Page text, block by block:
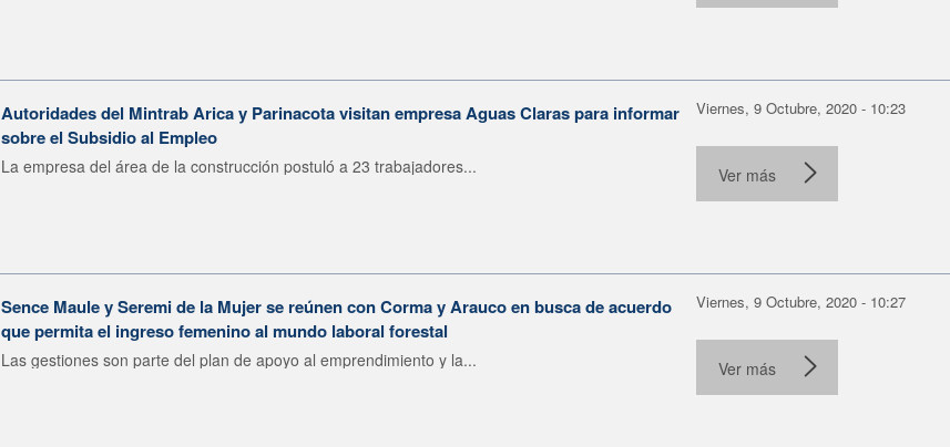
Autoridades del Mintrab Arica y Parinacota visitan empresa Aguas Claras para informar
sobre el Subsidio al Empleo
La empresa del área de la construcción postuló a 23 trabajadores...
Viernes, 9 Octubre, 2020 - 10:23
Ver más
Sence Maule y Seremi de la Mujer se reúnen con Corma y Arauco en busca de acuerdo
que permita el ingreso femenino al mundo laboral forestal
Las gestiones son parte del plan de apoyo al emprendimiento y la...
Viernes, 9 Octubre, 2020 - 10:27
Ver más